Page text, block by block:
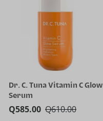
Dr. C. Tuna Vitamin C Glow
Serum
Q610.00
Q585.00